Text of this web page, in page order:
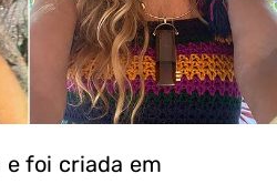
e foi criada em